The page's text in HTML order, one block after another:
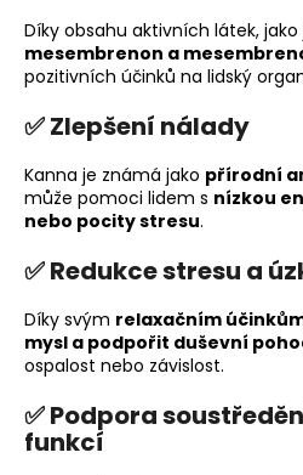
Díky obsahu aktivních látek, jako
mesembrenon a
pozitivních účinků na lidský
✅Zlepšení nálady
Kanna je známá jako přírodní
může pomoci lidem s nízkou
nebo pocity stresu.
✅Redukce stresu a
Díky svým relaxačním
mysl a podpořit duševní
ospalost nebo závislost.
✅Podpora
funkcí